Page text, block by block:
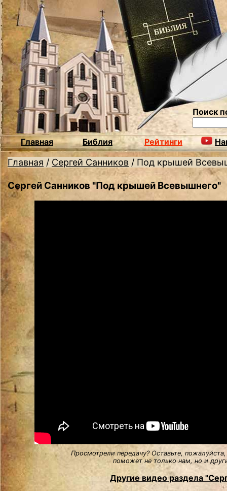
Поиск
Главная Библия Рейтинги
Главная / Сергей Санников / Под крышей
Сергей Санников "Под крышей Всевышнего"
Просмотрели передачу? Оставьте,
поможет не только нам, но и
Другие видео раздела